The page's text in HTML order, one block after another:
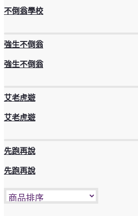
不倒翁學校
強生不倒翁
強生不倒翁
艾老虎遊
艾老虎遊
先跑再說
先跑再說